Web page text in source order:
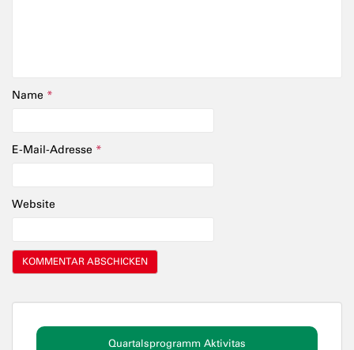
Name *
E-Mail-Adresse *
Website
Quartalsprogramm Aktivitas